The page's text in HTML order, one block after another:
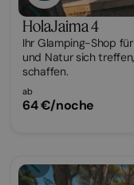
HolaJaima 4
Ihr Glamping-Shop
und Natur sich
schaffen.
ab
64 €/noche
Glamping